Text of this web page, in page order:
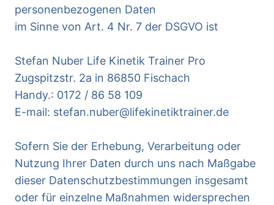
personenbezogenen Daten
im Sinne von Art. 4 Nr. 7 der DSGVO ist
Stefan Nuber Life Kinetik Trainer Pro
Zugspitzstr. 2a in 86850 Fischach
Handy.: 0172 / 86 58 109
E-mail: stefan.nuber@lifekinetiktrainer.de
Sofern Sie der Erhebung, Verarbeitung oder
Nutzung Ihrer Daten durch uns nach Maßgabe
dieser Datenschutzbestimmungen insgesamt
oder für einzelne Maßnahmen widersprechen